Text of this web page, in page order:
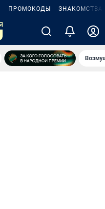
ПРОМОКОДЫ ЗНАКОМСТВА